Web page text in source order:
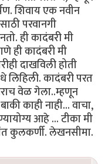
शिवाय एक नवीन
परवानगी
ही कादंबरी मी
ही कादंबरी मी
दाखविली होती
लिहिली. कादंबरी परत
वेळ गेला..म्हणून
काही नाही... वाचा,
आहे ... टीका मी
कुलकर्णी. लेखनसीमा.